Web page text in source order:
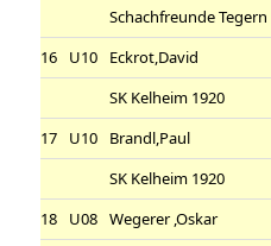
Schachfreunde Tegern
16
U10 Eckrot,David
SK Kelheim 1920
17
U10 Brandl,Paul
SK Kelheim 1920
18
U08 Wegerer ,Oskar